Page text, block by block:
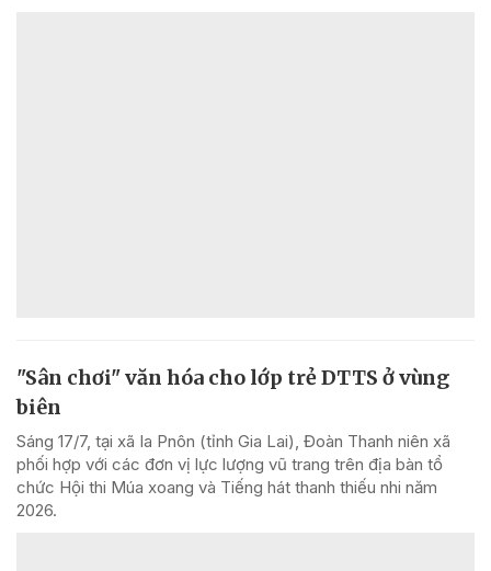
"Sân chơi" văn hóa cho lớp trẻ DTTS ở vùng
biên
Sáng 17/7, tại xã Ia Pnôn (tỉnh Gia Lai), Đoàn Thanh niên xã
phối hợp với các đơn vị lực lượng vũ trang trên địa bàn tổ
chức Hội thi Múa xoang và Tiếng hát thanh thiếu nhi năm
2026.